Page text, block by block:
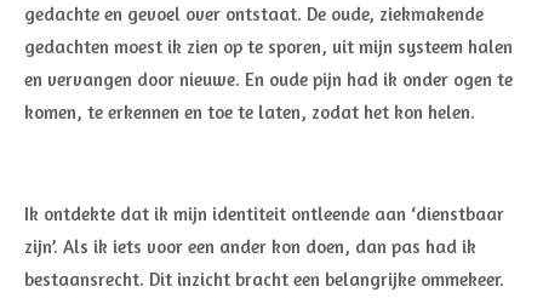
gedachte en gevoel over ontstaat. De oude, ziekmakende
gedachten moest ik zien op te sporen, uit mijn systeem halen
en vervangen door nieuwe. En oude pijn had ik onder ogen te
komen, te erkennen en toe te laten, zodat het kon helen.
Ik ontdekte dat ik mijn identiteit ontleende aan ‘dienstbaar
zijn’. Als ik iets voor een ander kon doen, dan pas had ik
bestaansrecht. Dit inzicht bracht een belangrijke ommekeer.